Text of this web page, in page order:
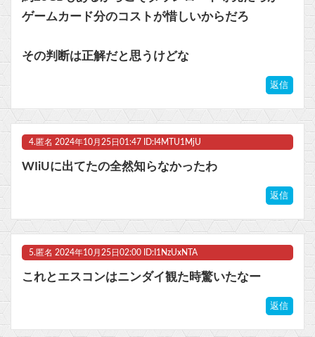
ゲームカード分のコストが惜しいからだろ
その判断は正解だと思うけどな
返信
4. 匿名 2024年10月25日01:47 ID:I4MTU1MjU
WIiUに出てたの全然知らなかったわ
返信
5. 匿名 2024年10月25日02:00 ID:I1NzUxNTA
これとエスコンはニンダイ観た時驚いたなー
返信